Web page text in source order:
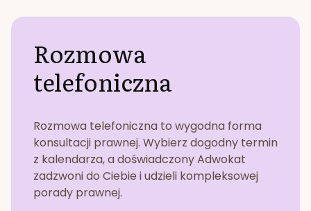
Rozmowa
telefoniczna
Rozmowa telefoniczna to wygodna forma
konsultacji prawnej. Wybierz dogodny termin
z kalendarza, a doświadczony Adwokat
zadzwoni do Ciebie i udzieli kompleksowej
porady prawnej.